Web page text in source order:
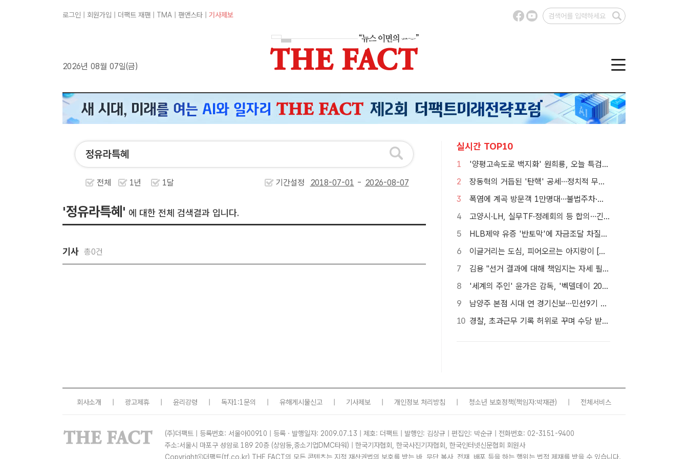
로그인 회원가입 더팩트 재팬 TMA 팬앤스타 기사제보
2026년 08월 07일(금)
전체 1년 1달 기간설정 -
'정유라특혜' 에 대한 전체 검색결과 입니다.
기사 총0건
실시간 TOP10
1
'양평고속도로 백지화' 원희룡, 오늘 특검 2차 피의자 조사
2
장동혁의 거듭된 '탄핵' 공세…정치적 무게감은 뚝
3
폭염에 계곡 방문객 1만명대…불법주차·쓰레기는 골치
4
고양시·LH, 실무TF·정례회의 등 합의…긴밀한 협력체계 구축
5
HLB제약 유증 '반토막'에 자금조달 차질…R&D 줄이고 채무상환금 제외
6
이글거리는 도심, 피어오르는 아지랑이 [TF사진관]
7
김용 "선거 결과에 대해 책임지는 자세 필요해"…정청래 정조준
8
'세계의 주인' 윤가은 감독, '벡델데이 2026' 올해의 벡델리안 선정
9
남양주 본점 시대 연 경기신보…민선9기 맞춰 '4S 혁신' 시동
10
경찰, 초과근무 기록 허위로 꾸며 수당 받은 현직 경찰관 2명 대기발령 조치
회사소개 광고제휴 윤리강령 독자1:1문의 유해게시물신고 기사제보 개인정보 처리방침 청소년 보호정책(책임자:박재관) 전체서비스
(주)더팩트 | 등록번호: 서울아00910 | 등록ㆍ발행일자: 2009.07.13 | 제호: 더팩트 | 발행인: 김상규 | 편집인: 박순규 | 전화번호: 02-3151-9400
주소:서울시 마포구 성암로 189 20층 (상암동,중소기업DMC타워) | 한국기자협회, 한국사진기자협회, 한국인터넷신문협회 회원사
Copyrightⓒ더팩트(tf.co.kr) THE FACT의 모든 콘텐츠는 지적 재산권법의 보호를 받는 바, 무단 복사, 전재, 배포 등을 하는 행위는 법적 제재를 받을 수 있습니다.